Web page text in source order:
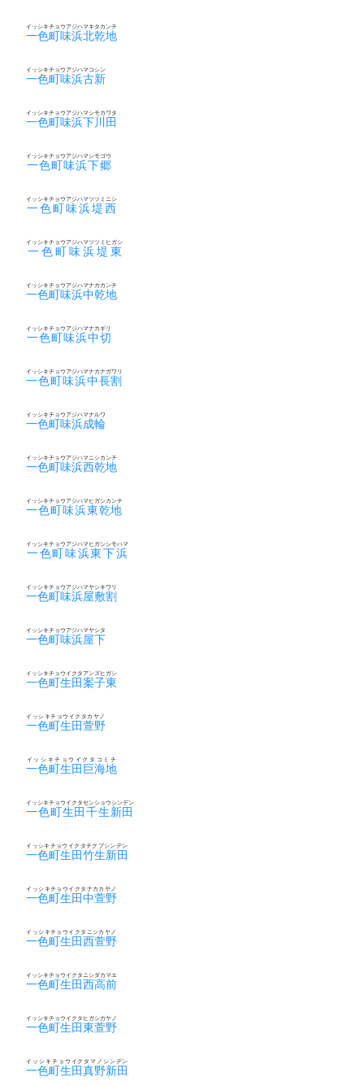
一色町味浜北乾地
イッシキチョウアジハマキタカンチ
一色町味浜古新
イッシキチョウアジハマコシン
一色町味浜下川田
イッシキチョウアジハマシモカワタ
一色町味浜下郷
イッシキチョウアジハマシモゴウ
一色町味浜堤西
イッシキチョウアジハマツツミニシ
一色町味浜堤東
イッシキチョウアジハマツツミヒガシ
一色町味浜中乾地
イッシキチョウアジハマナカカンチ
一色町味浜中切
イッシキチョウアジハマナカギリ
一色町味浜中長割
イッシキチョウアジハマナカナガワリ
一色町味浜成輪
イッシキチョウアジハマナルワ
一色町味浜西乾地
イッシキチョウアジハマニシカンチ
一色町味浜東乾地
イッシキチョウアジハマヒガシカンチ
一色町味浜東下浜
イッシキチョウアジハマヒガシシモハマ
一色町味浜屋敷割
イッシキチョウアジハマヤシキワリ
一色町味浜屋下
イッシキチョウアジハマヤシタ
一色町生田案子東
イッシキチョウイクタアンズヒガシ
一色町生田萱野
イッシキチョウイクタカヤノ
一色町生田巨海地
イッシキチョウイクタコミチ
一色町生田千生新田
イッシキチョウイクタセンショウシンデン
一色町生田竹生新田
イッシキチョウイクタチクブシンデン
一色町生田中萱野
イッシキチョウイクタナカカヤノ
一色町生田西萱野
イッシキチョウイクタニシカヤノ
一色町生田西高前
イッシキチョウイクタニシダカマエ
一色町生田東萱野
イッシキチョウイクタヒガシカヤノ
一色町生田真野新田
イッシキチョウイクタマノシンデン